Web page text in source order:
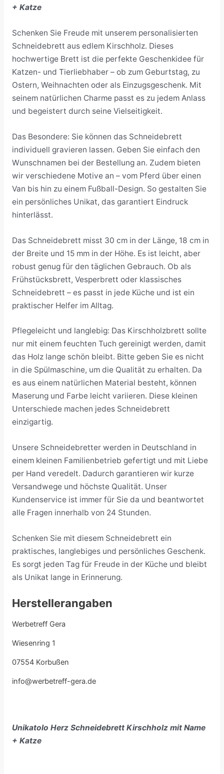
+ Katze
Schenken Sie Freude mit unserem personalisierten
Schneidebrett aus edlem Kirschholz. Dieses
hochwertige Brett ist die perfekte Geschenkidee für
Katzen- und Tierliebhaber – ob zum Geburtstag, zu
Ostern, Weihnachten oder als Einzugsgeschenk. Mit
seinem natürlichen Charme passt es zu jedem Anlass
und begeistert durch seine Vielseitigkeit.
Das Besondere: Sie können das Schneidebrett
individuell gravieren lassen. Geben Sie einfach den
Wunschnamen bei der Bestellung an. Zudem bieten
wir verschiedene Motive an – vom Pferd über einen
Van bis hin zu einem Fußball-Design. So gestalten Sie
ein persönliches Unikat, das garantiert Eindruck
hinterlässt.
Das Schneidebrett misst 30 cm in der Länge, 18 cm in
der Breite und 15 mm in der Höhe. Es ist leicht, aber
robust genug für den täglichen Gebrauch. Ob als
Frühstücksbrett, Vesperbrett oder klassisches
Schneidebrett – es passt in jede Küche und ist ein
praktischer Helfer im Alltag.
Pflegeleicht und langlebig: Das Kirschholzbrett sollte
nur mit einem feuchten Tuch gereinigt werden, damit
das Holz lange schön bleibt. Bitte geben Sie es nicht
in die Spülmaschine, um die Qualität zu erhalten. Da
es aus einem natürlichen Material besteht, können
Maserung und Farbe leicht variieren. Diese kleinen
Unterschiede machen jedes Schneidebrett
einzigartig.
Unsere Schneidebretter werden in Deutschland in
einem kleinen Familienbetrieb gefertigt und mit Liebe
per Hand veredelt. Dadurch garantieren wir kurze
Versandwege und höchste Qualität. Unser
Kundenservice ist immer für Sie da und beantwortet
alle Fragen innerhalb von 24 Stunden.
Schenken Sie mit diesem Schneidebrett ein
praktisches, langlebiges und persönliches Geschenk.
Es sorgt jeden Tag für Freude in der Küche und bleibt
als Unikat lange in Erinnerung.
Herstellerangaben
Werbetreff Gera
Wiesenring 1
07554 Korbußen
info@werbetreff-gera.de
Unikatolo Herz Schneidebrett Kirschholz mit Name
+ Katze